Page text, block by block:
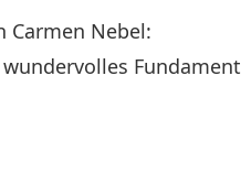
Carmen Nebel:
Fundament